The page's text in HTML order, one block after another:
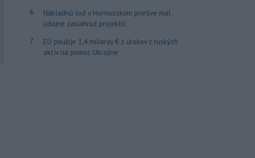
6
Nákladnú loď v Hormuzskom prielive mal
údajne zasiahnuť projektil
7
EÚ použije 1,4 miliardy € z úrokov z ruských
aktív na pomoc Ukrajine